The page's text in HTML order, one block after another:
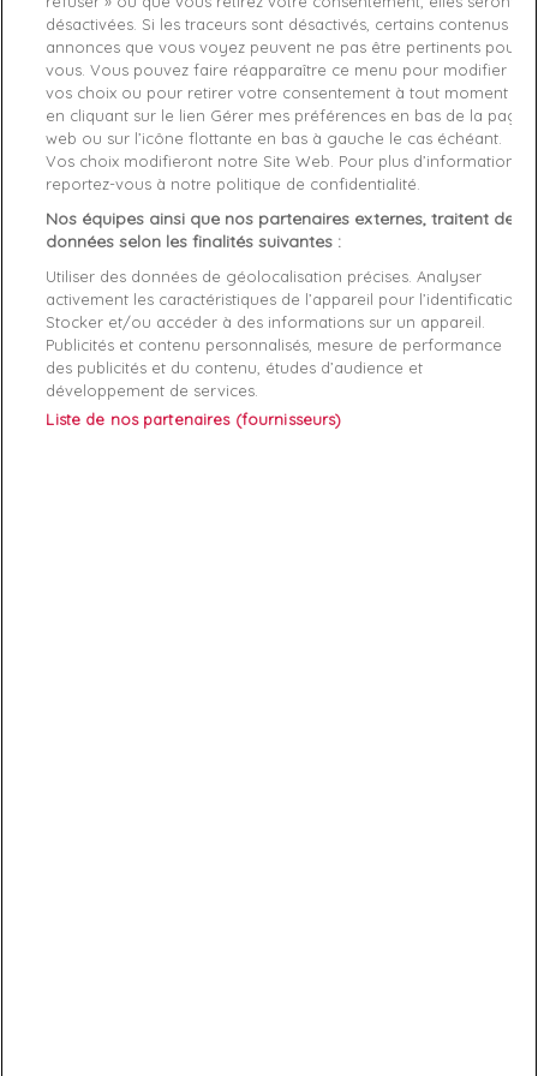
Matière Simili Cuir
Style Basket basse
Conseil Taille Prenez votre taille habituelle
Genre Femme
Fermeture Lacets
Rayon Chaussure
Démarque 23 %
Semelle
intérieure
Textile
désactivées. Si les traceurs sont désactivés, certains contenus et
annonces que vous voyez peuvent ne pas être pertinents pour
vous. Vous pouvez faire réapparaître ce menu pour modifier
vos choix ou pour retirer votre consentement à tout moment
en cliquant sur le lien Gérer mes préférences en bas de la page
web ou sur l’icône flottante en bas à gauche le cas échéant.
Vos choix modifieront notre Site Web. Pour plus d’informations,
reportez-vous à notre politique de confidentialité.
Nos équipes ainsi que nos partenaires externes, traitent des
données selon les finalités suivantes :
Utiliser des données de géolocalisation précises. Analyser
activement les caractéristiques de l’appareil pour l’identification.
Stocker et/ou accéder à des informations sur un appareil.
Publicités et contenu personnalisés, mesure de performance
des publicités et du contenu, études d’audience et
développement de services.
Liste de nos partenaires (fournisseurs)